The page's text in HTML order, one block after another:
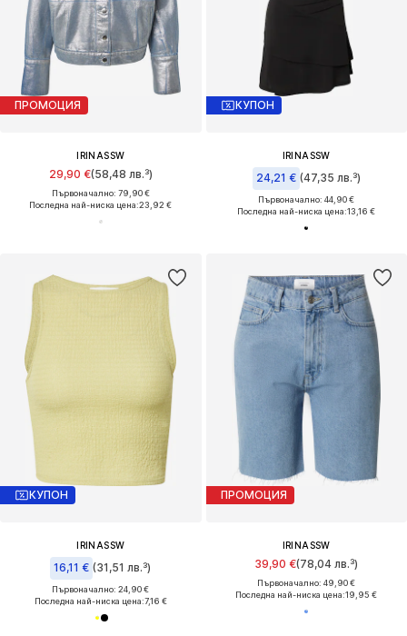
ПРОМОЦИЯ
IRINASSW
29,90 €(58,48 лв.³)
Първоначално: 79,90 €
Последна най-ниска цена:23,92 €
КУПОН
IRINASSW
24,21 € (47,35 лв.³)
Първоначално: 44,90 €
Последна най-ниска цена:13,16 €
КУПОН
IRINASSW
16,11 € (31,51 лв.³)
Първоначално: 24,90 €
Последна най-ниска цена:7,16 €
ПРОМОЦИЯ
IRINASSW
39,90 €(78,04 лв.³)
Първоначално: 49,90 €
Последна най-ниска цена:19,95 €